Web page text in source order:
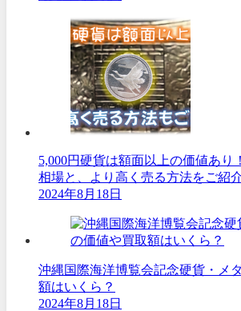
5,000円硬貨は額面以上の価値あり
相場と、より高く売る方法をご紹
2024年8月18日
沖縄国際海洋博覧会記念硬貨・メ
額はいくら？
2024年8月18日